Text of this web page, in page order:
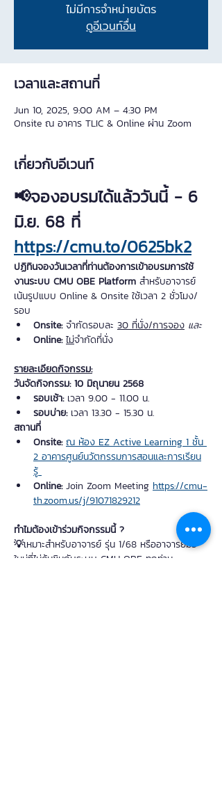
ไม่มีการจำหน่ายบัตร
ดูอีเวนท์อื่น
เวลาและสถานที่
Jun 10, 2025, 9:00 AM – 4:30 PM
Onsite ณ อาคาร TLIC & Online ผ่าน Zoom
เกี่ยวกับอีเวนท์
📢จองอบรมได้แล้ววันนี้ - 6
มิ.ย. 68 ที่
https://cmu.to/0625bk2
ปฏิทินจองวันเวลาที่ท่านต้องการเข้าอบรมการใช้
งานระบบ CMU OBE Platform สำหรับอาจารย์
เน้นรูปแบบ Online & Onsite ใช้เวลา 2 ชั่วโมง/
รอบ
Onsite: จำกัดรอบละ 30 ที่นั่ง/การจอง และ
Online: ไม่จำกัดที่นั่ง
รายละเอียดกิจกรรม:
วันจัดกิจกรรม: 10 มิถุนายน 2568
รอบเช้า: เวลา 9.00 - 11.00 น.
รอบบ่าย: เวลา 13.30 - 15.30 น.
สถานที่
Onsite: ณ ห้อง EZ Active Learning 1 ชั้น
2 อาคารศูนย์นวัตกรรมการสอนและการเรียน
รู้
Online: Join Zoom Meeting https://cmu-
th.zoom.us/j/91071829212
ทำไมต้องเข้าร่วมกิจกรรมนี้ ?
💡เหมาะสำหรับอาจารย์ รุ่น 1/68 หรืออาจารย์มือ
ใหม่ที่ไม่คุ้นชินกับระบบ CMU OBE ทุกท่าน